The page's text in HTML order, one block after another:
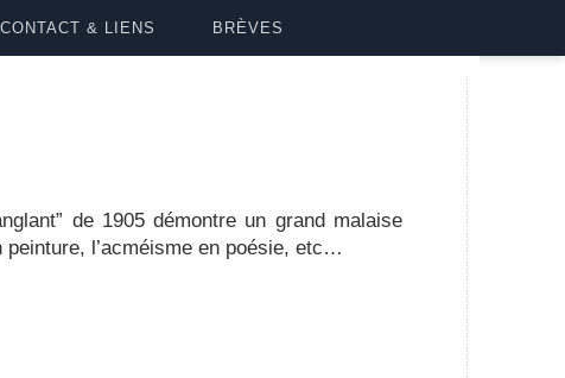
CONTACT & LIENS BRÈVES
de 1905 démontre un grand malaise
l’acméisme en poésie, etc…